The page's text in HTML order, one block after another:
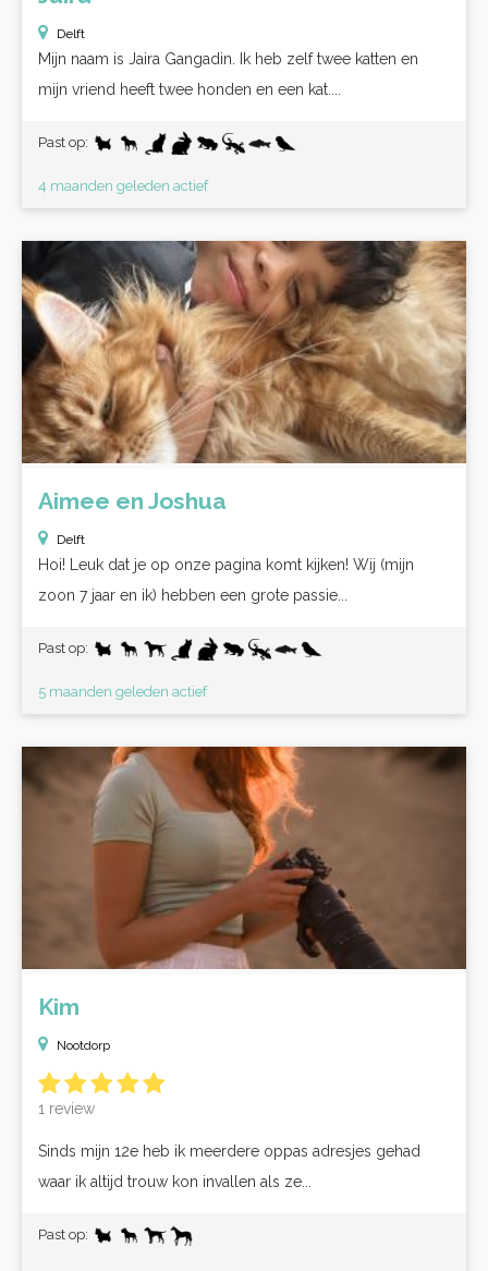
Delft
Mijn naam is Jaira Gangadin. Ik heb zelf twee katten en
mijn vriend heeft twee honden en een kat....
Past op:
4 maanden geleden actief
Aimee en Joshua
Delft
Hoi! Leuk dat je op onze pagina komt kijken! Wij (mijn
zoon 7 jaar en ik) hebben een grote passie...
Past op:
5 maanden geleden actief
Kim
Nootdorp
1 review
Sinds mijn 12e heb ik meerdere oppas adresjes gehad
waar ik altijd trouw kon invallen als ze...
Past op: